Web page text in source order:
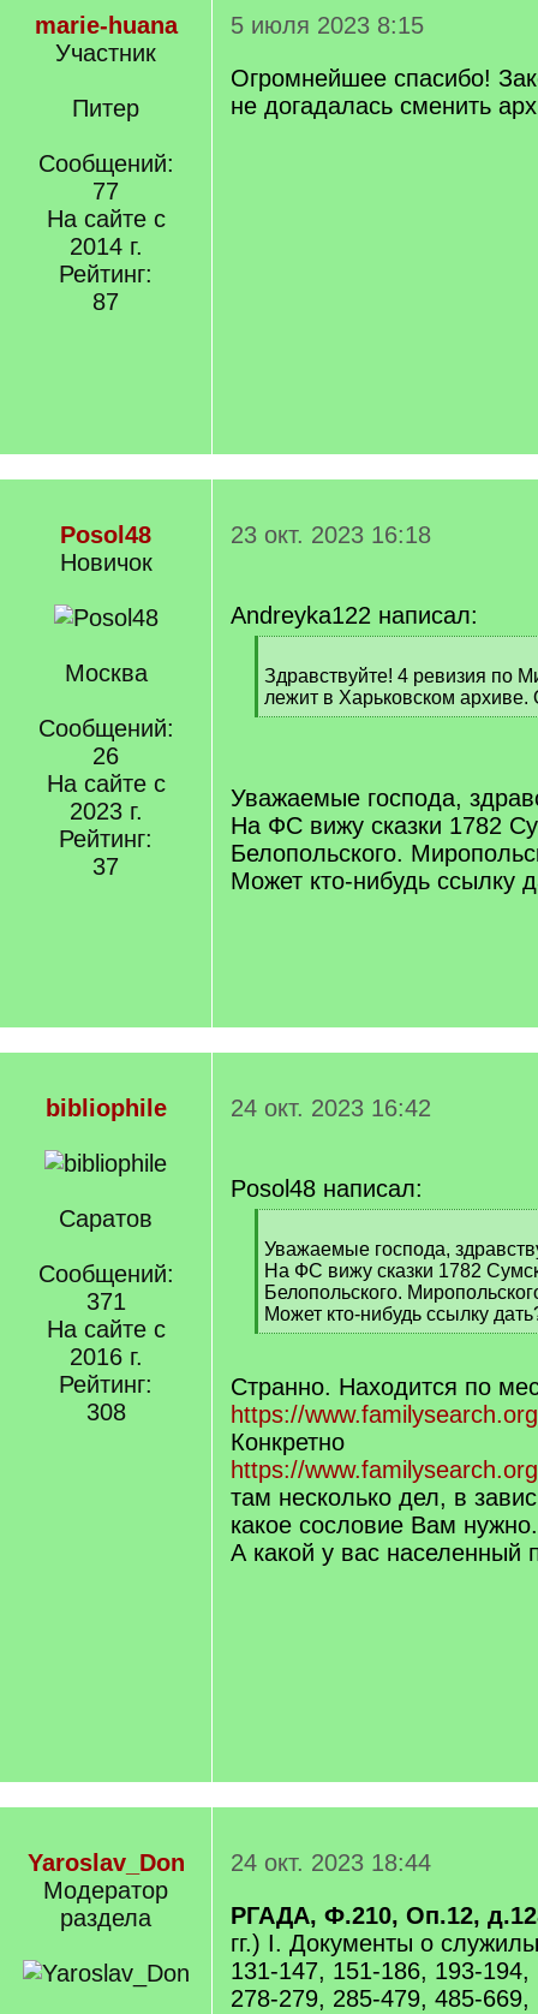
marie-huana
Участник
Питер
Сообщений:
77
На сайте с
2014 г.
Рейтинг:
87
5 июля 2023 8:15
Огромнейшее спасибо!
не догадалась сменить
Posol48
Новичок
Москва
Сообщений:
26
На сайте с
2023 г.
Рейтинг:
37
23 окт. 2023 16:18
Andreyka122 написал:
q
]
Здравствуйте! 4 ревизия по
лежит в Харьковском
[
Уважаемые господа,
На ФС вижу сказки 1782
Белопольского.
Может кто-нибудь ссылку
bibliophile
Саратов
Сообщений:
371
На сайте с
2016 г.
Рейтинг:
308
24 окт. 2023 16:42
Posol48 написал:
q
]
Уважаемые господа,
На ФС вижу сказки 1782
Белопольского.
Может кто-нибудь ссылку
[
q
]
Странно. Находится по
https://
Конкретно
https://
там несколько дел, в
какое сословие Вам нужно.
А какой у вас населенный
Yaroslav_Don
Модератор
раздела
24 окт. 2023 18:44
РГАДА, Ф.210, Оп.12,
гг.) I. Документы о
131-147, 151-186, 193-
278-279, 285-479, 485-